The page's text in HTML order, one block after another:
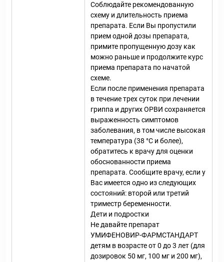
Соблюдайте рекомендованную
схему и длительность приема
препарата. Если Вы пропустили
прием одной дозы препарата,
примите пропущенную дозу как
можно раньше и продолжите курс
приема препарата по начатой
схеме.
Если после применения препарата
в течение трех суток при лечении
гриппа и других ОРВИ сохраняется
выраженность симптомов
заболевания, в том числе высокая
температура (38 °С и более),
обратитесь к врачу для оценки
обоснованности приема
препарата. Сообщите врачу, если у
Вас имеется одно из следующих
состояний: второй или третий
триместр беременности.
Дети и подростки
Не давайте препарат
УМИФЕНОВИР-ФАРМСТАНДАРТ
детям в возрасте от 0 до 3 лет (для
дозировок 50 мг, 100 мг и 200 мг),